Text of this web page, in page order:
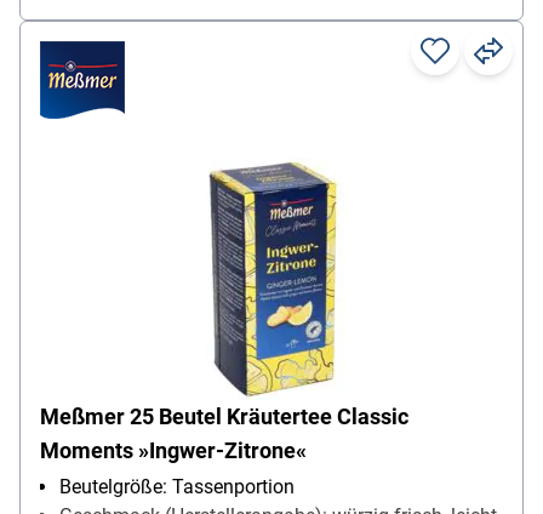
Meßmer 25 Beutel Kräutertee Classic
Moments »Ingwer-Zitrone«
Beutelgröße: Tassenportion